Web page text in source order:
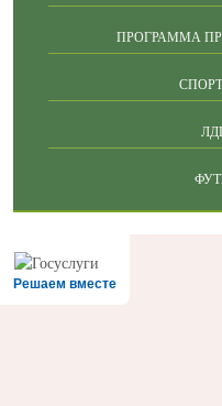
ПРОГРАММА
Решаем вместе